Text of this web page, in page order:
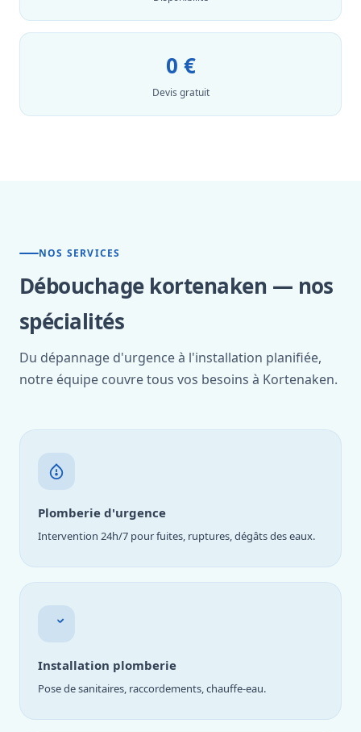
0 €
Devis gratuit
NOS SERVICES
Débouchage kortenaken — nos
spécialités
Du dépannage d'urgence à l'installation planifiée,
notre équipe couvre tous vos besoins à Kortenaken.
Plomberie d'urgence
Intervention 24h/7 pour fuites, ruptures, dégâts des eaux.
Installation plomberie
Pose de sanitaires, raccordements, chauffe-eau.